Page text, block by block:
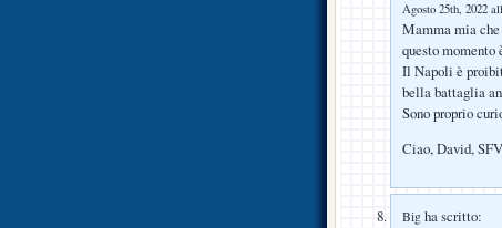
Agosto 25th, 2022
Mamma mia
questo
Il Napoli è
bella battaglia
Sono proprio
Ciao, David,
Big ha scritto: